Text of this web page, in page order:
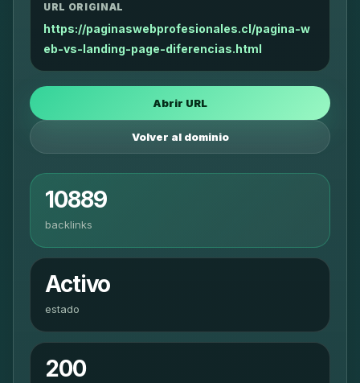
URL ORIGINAL
https://paginaswebprofesionales.cl/pagina-w
eb-vs-landing-page-diferencias.html
Abrir URL
Volver al dominio
10889
backlinks
Activo
estado
200